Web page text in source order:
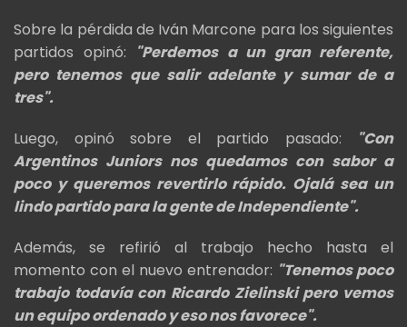
Sobre la pérdida de Iván Marcone para los siguientes
partidos opinó:
"Perdemos a un gran referente,
pero tenemos que salir adelante y sumar de a
tres".
Luego, opinó sobre el partido pasado:
"Con
Argentinos Juniors nos quedamos con sabor a
poco y queremos revertirlo rápido. Ojalá sea un
lindo partido para la gente de Independiente".
Además, se refirió al trabajo hecho hasta el
momento con el nuevo entrenador: "Tenemos poco
trabajo todavía con Ricardo Zielinski pero vemos
un equipo ordenado y eso nos favorece".